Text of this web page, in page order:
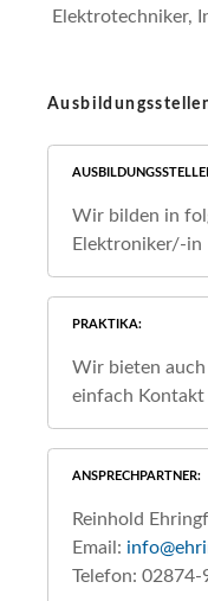
Elektrotechniker,
Wir bilden in
Elektroniker/-in
PRAKTIKA
Wir bieten auch
einfach Kontakt
ANSPRECHPARTNER
Reinhold
Email:
Telefon: 02874-